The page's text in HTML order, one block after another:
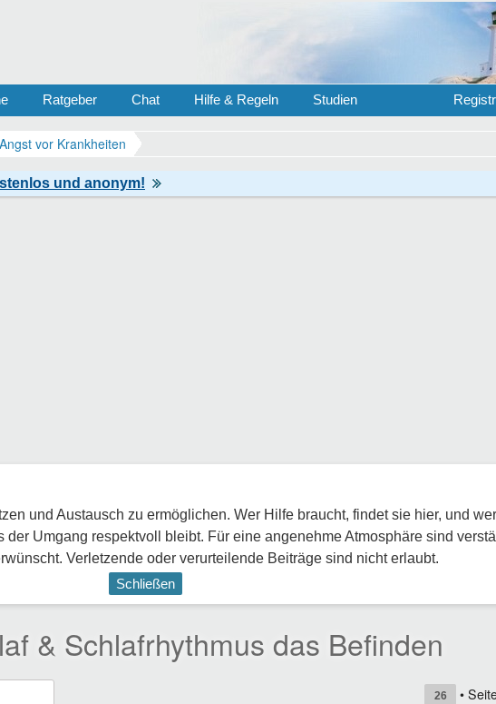
Ratgeber Chat Hilfe & Regeln Studien
Angst vor Krankheiten
und Austausch zu ermöglichen. Wer Hilfe braucht, findet sie hier, und
Umgang respektvoll bleibt. Für eine angenehme Atmosphäre sind
Verletzende oder verurteilende Beiträge sind nicht erlaubt.
Schließen
& Schlafrhythmus das Befinden
26 •